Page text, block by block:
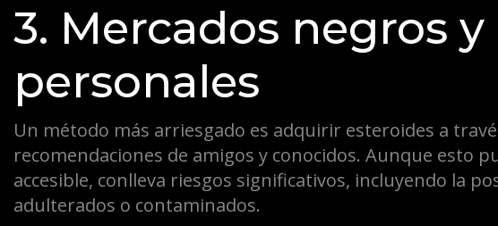
3. Mercados negros
personales
Un método más arriesgado es adquirir esteroides a
recomendaciones de amigos y conocidos. Aunque esto
accesible, conlleva riesgos significativos, incluyendo la
adulterados o contaminados.